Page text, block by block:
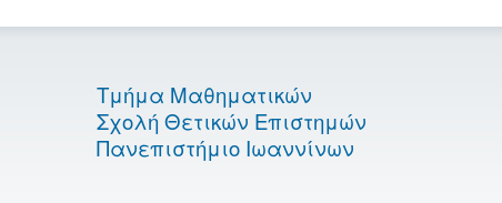
Τμήμα Μαθηματικών
Σχολή Θετικών Επιστημών
Πανεπιστήμιο Ιωαννίνων